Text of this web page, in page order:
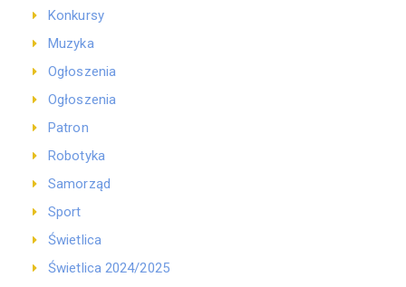
Konkursy
Muzyka
Ogłoszenia
Ogłoszenia
Patron
Robotyka
Samorząd
Sport
Świetlica
Świetlica 2024/2025